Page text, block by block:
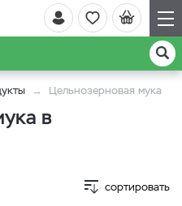
Цельнозерновая мука
в
сортировать